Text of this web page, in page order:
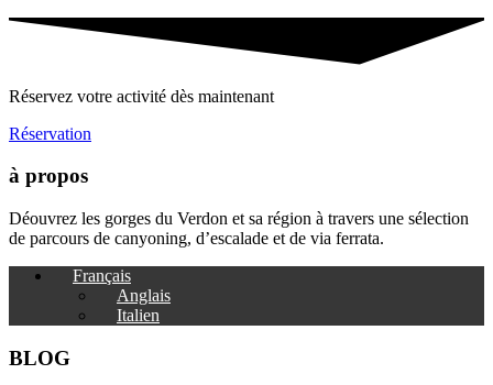
Réservez votre activité dès maintenant
Réservation
à propos
Déouvrez les gorges du Verdon et sa région à travers une sélection
de parcours de canyoning, d’escalade et de via ferrata.
Français
Anglais
Italien
BLOG